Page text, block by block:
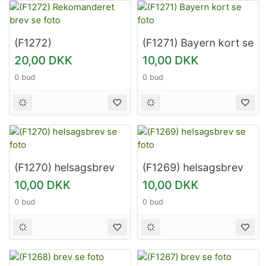
(F1272)
Rekomanderet brev
se foto
20,00 DKK
0 bud
(F1271) Bayern kort se
foto
10,00 DKK
0 bud
(F1270) helsagsbrev
se foto
10,00 DKK
0 bud
(F1269) helsagsbrev
se foto
10,00 DKK
0 bud